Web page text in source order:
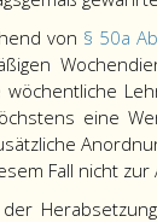
von § 50a
wöchentliche
eine
Fall nicht zur